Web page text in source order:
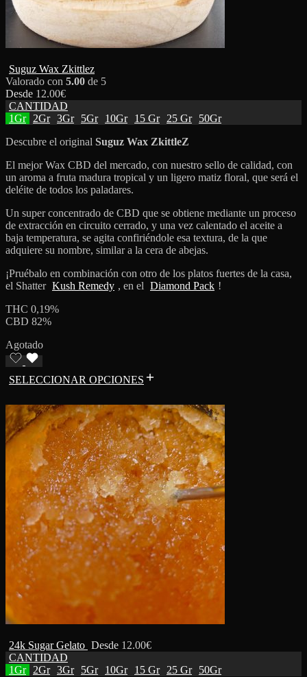
Suguz Wax Zkittlez
Valorado con 5.00 de 5
Desde 12.00€
CANTIDAD
1Gr
2Gr 3Gr 5Gr 10Gr 15 Gr 25 Gr
50Gr
Descubre el original Suguz Wax ZkittleZ
El mejor Wax CBD del mercado, con nuestro sello de calidad, con
un aroma a fruta madura tropical y un ligero matiz floral, que será el
deléite de todos los paladares.
Un super concentrado de CBD que se obtiene mediante un proceso
de extracción en circuito cerrado, y una vez calentado el aceite a
baja temperatura, se agita confiriéndole esa textura, de la que
adquiere su nombre, similar a la cera de abejas.
¡Pruébalo en combinación con otro de los platos fuertes de la casa,
el Shatter Kush Remedy , en el Diamond Pack !
THC 0,19%
CBD 82%
Agotado
SELECCIONAR OPCIONES
24k Sugar Gelato Desde 12.00€
CANTIDAD
1Gr
2Gr 3Gr 5Gr 10Gr 15 Gr 25 Gr 50Gr